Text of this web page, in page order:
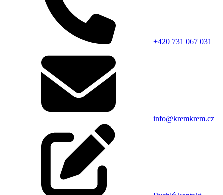
+420 731 067 031
info@kremkrem.cz